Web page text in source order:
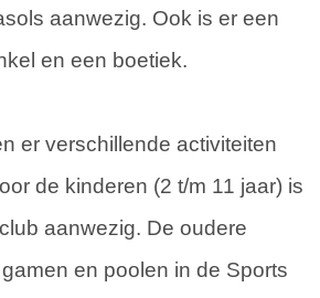
aanwezig. Ook is er een
en een boetiek.
er verschillende activiteiten
de kinderen (2 t/m 11 jaar) is
aanwezig. De oudere
en poolen in de Sports